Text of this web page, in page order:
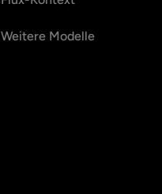
Weitere Modelle